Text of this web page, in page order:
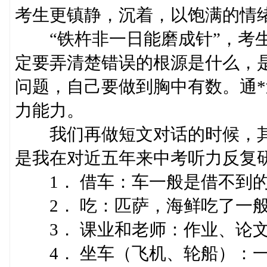
考生更镇静，沉着，以饱满的情
“铁杵非一日能磨成针”，考
定要弄清楚错误的根源是什么，
问题，自己要做到胸中有数。
力能力。
我们再做短文对话的时候，
是我在对近五年来中考听力反复
1． 借车：车一般是借不到
2． 吃：匹萨，海鲜吃了一般
3． 课业和老师：作业、论文
4． 坐车（飞机、轮船）：